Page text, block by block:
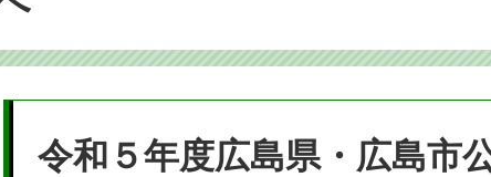
令和５年度広島県・広島市